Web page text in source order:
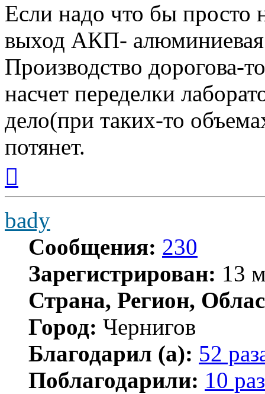
Если надо что бы просто
выход АКП- алюминиевая
Производство дорогова-
насчет переделки
дело(при таких-то
потянет.
началу
bady
Сообщения: 230
Зарегистрирован: 13
Страна, Регион,
Город: Чернигов
Благодарил (а): 52
Поблагодарили: 10 раз